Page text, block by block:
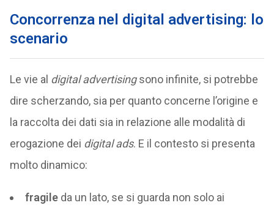
Concorrenza nel digital advertising: lo
scenario
Le vie al digital advertisingsono infinite, si potrebbe
dire scherzando, sia per quanto concerne l’origine e
la raccolta dei dati sia in relazione alle modalità di
erogazione dei digital ads. E il contesto si presenta
molto dinamico:
fragileda un lato, se si guarda non solo ai